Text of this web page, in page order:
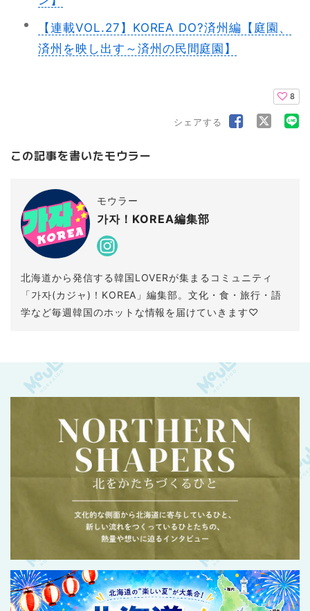
【連載VOL.27】KOREA DO?済州編【庭園、
済州を映し出す～済州の民間庭園】
8
シェアする
この記事を書いたモウラー
モウラー
가자！KOREA編集部
北海道から発信する韓国LOVERが集まるコミュニティ
「가자(カジャ)！KOREA」編集部。文化・食・旅行・語
学など毎週韓国のホットな情報を届けていきます♡